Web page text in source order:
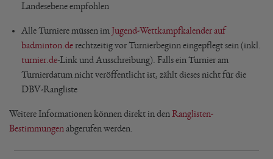
Landesebene empfohlen
Alle Turniere müssen im Jugend-Wettkampfkalender auf
badminton.de rechtzeitig vor Turnierbeginn eingepflegt sein (inkl.
turnier.de-Link und Ausschreibung). Falls ein Turnier am
Turnierdatum nicht veröffentlicht ist, zählt dieses nicht für die
DBV-Rangliste
Weitere Informationen können direkt in den Ranglisten-
Bestimmungen abgerufen werden.